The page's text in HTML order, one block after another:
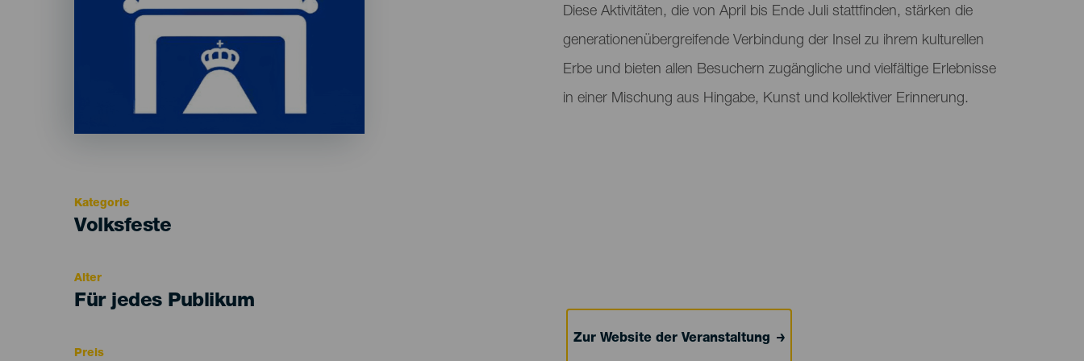
Diese Aktivitäten, die von April bis Ende Juli stattfinden, stärken die
generationenübergreifende Verbindung der Insel zu ihrem kulturellen
Erbe und bieten allen Besuchern zugängliche und vielfältige Erlebnisse
in einer Mischung aus Hingabe, Kunst und kollektiver Erinnerung.
Kategorie
Categoría
Volksfeste
Alter
Edad
Für jedes Publikum
Preis
Zur Website der Veranstaltung